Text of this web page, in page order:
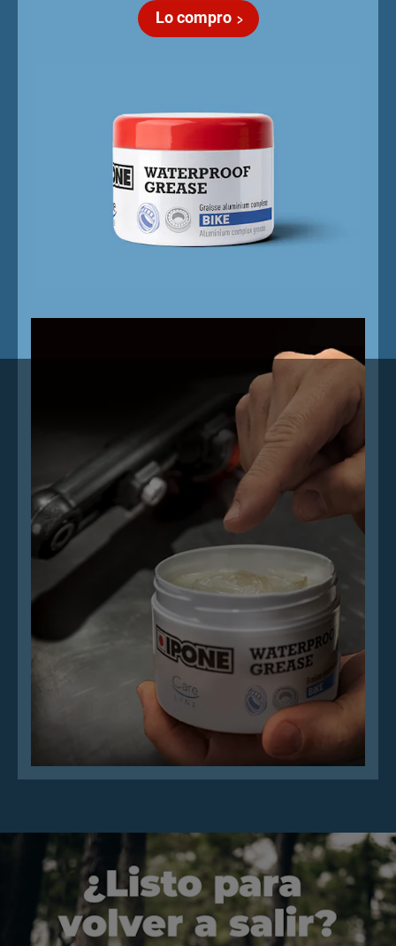
Lo compro